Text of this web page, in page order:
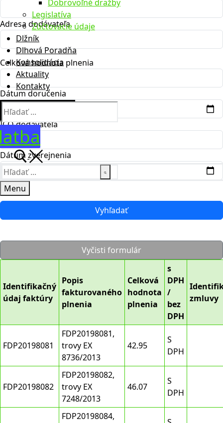
Dobrovoľné dražby
Legislatíva
Zúčtovacie údaje
Dlžník
Dlhová Poradňa
Konsolidácia
Aktuality
Kontakty
Hľadať:
Hľadať:
Menu
Adresa dodávateľa
Celková hodnota plnenia
Dátum doručenia
IČO dodávateľa
Dátum zverejnenia
Vyhľadať
Vyčisti formulár
Identifikačný
údaj faktúry
Popis
fakturovaného
plnenia
Celková
hodnota
plnenia
s
DPH
/
bez
DPH
zmluvy
FDP20198081
FDP20198081,
trovy EX
8736/2013
42.95
S
DPH
FDP20198082
FDP20198082,
trovy EX
7248/2013
46.07
S
DPH
FDP20198084,